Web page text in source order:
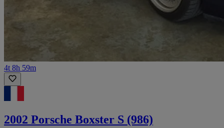
4t 8h 59m
2002 Porsche Boxster S (986)